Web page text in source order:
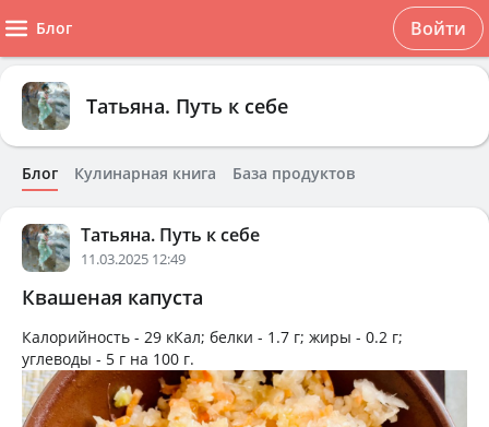
Блог Войти
Татьяна. Путь к себе
Блог Кулинарная книга База продуктов
Татьяна. Путь к себе
11.03.2025 12:49
Квашеная капуста
Калорийность - 29 кКал; белки - 1.7 г; жиры - 0.2 г;
углеводы - 5 г на 100 г.